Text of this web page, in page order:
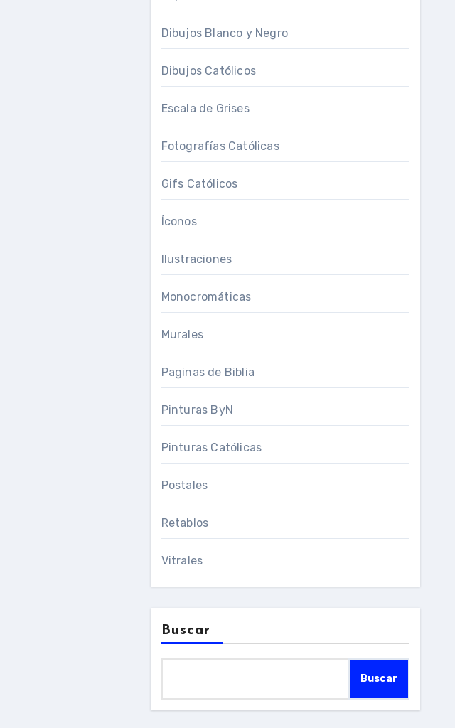
Dibujos Blanco y Negro
Dibujos Católicos
Escala de Grises
Fotografías Católicas
Gifs Católicos
Íconos
Ilustraciones
Monocromáticas
Murales
Paginas de Biblia
Pinturas ByN
Pinturas Católicas
Postales
Retablos
Vitrales
Buscar
Buscar